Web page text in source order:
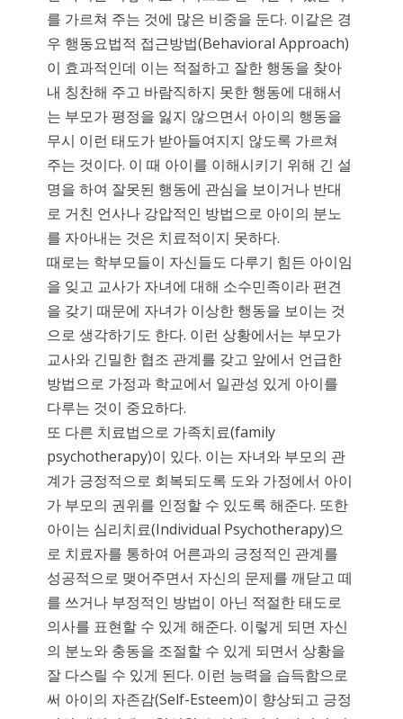
를 가르쳐 주는 것에 많은 비중을 둔다. 이같은 경
우 행동요법적 접근방법(Behavioral Approach)
이 효과적인데 이는 적절하고 잘한 행동을 찾아
내 칭찬해 주고 바람직하지 못한 행동에 대해서
는 부모가 평정을 잃지 않으면서 아이의 행동을
무시 이런 태도가 받아들여지지 않도록 가르쳐
주는 것이다. 이 때 아이를 이해시키기 위해 긴 설
명을 하여 잘못된 행동에 관심을 보이거나 반대
로 거친 언사나 강압적인 방법으로 아이의 분노
를 자아내는 것은 치료적이지 못하다.
때로는 학부모들이 자신들도 다루기 힘든 아이임
을 잊고 교사가 자녀에 대해 소수민족이라 편견
을 갖기 때문에 자녀가 이상한 행동을 보이는 것
으로 생각하기도 한다. 이런 상황에서는 부모가
교사와 긴밀한 협조 관계를 갖고 앞에서 언급한
방법으로 가정과 학교에서 일관성 있게 아이를
다루는 것이 중요하다.
또 다른 치료법으로 가족치료(family
psychotherapy)이 있다. 이는 자녀와 부모의 관
계가 긍정적으로 회복되도록 도와 가정에서 아이
가 부모의 권위를 인정할 수 있도록 해준다. 또한
아이는 심리치료(Individual Psychotherapy)으
로 치료자를 통하여 어른과의 긍정적인 관계를
성공적으로 맺어주면서 자신의 문제를 깨닫고 떼
를 쓰거나 부정적인 방법이 아닌 적절한 태도로
의사를 표현할 수 있게 해준다. 이렇게 되면 자신
의 분노와 충동을 조절할 수 있게 되면서 상황을
잘 다스릴 수 있게 된다. 이런 능력을 습득함으로
써 아이의 자존감(Self-Esteem)이 향상되고 긍정